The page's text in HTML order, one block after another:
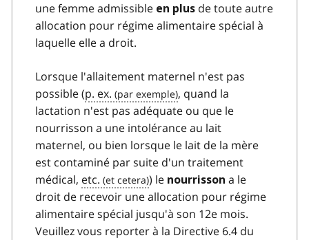
une femme admissible en plus de toute autre
allocation pour régime alimentaire spécial à
laquelle elle a droit.
Lorsque l'allaitement maternel n'est pas
possible (p. ex.
, quand la
lactation n'est pas adéquate ou que le
nourrisson a une intolérance au lait
maternel, ou bien lorsque le lait de la mère
est contaminé par suite d'un traitement
médical, etc. ) le nourrisson a le
droit de recevoir une allocation pour régime
alimentaire spécial jusqu'à son 12e mois.
Veuillez vous reporter à la Directive 6.4 du